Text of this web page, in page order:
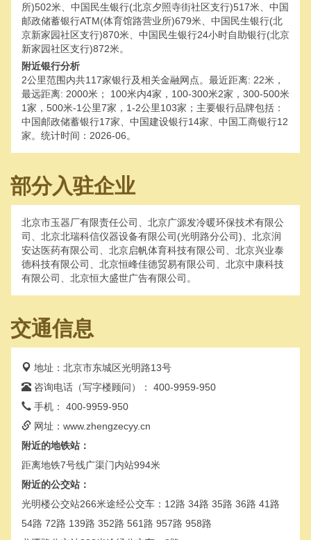
所)502米、中国民生银行(北京夕照寺街社区支行)517米、中国
邮政储蓄银行ATM(体育馆路营业所)679米、中国民生银行(北
京新家园社区支行)870米、中国民生银行24小时自助银行(北京
新家园社区支行)872米。
附近银行分析
2公里范围内共117家银行及相关金融网点。最近距离: 22米，
最远距离: 2000米； 100米内4家，100-300米2家，300-500米
1家，500米-1公里7家，1-2公里103家；主要银行品牌包括：
中国邮政储蓄银行17家、中国建设银行14家、中国工商银行12
家。统计时间：2026-06。
部分入驻企业
北京市玉器厂有限责任公司、北京广源发冷暖环保技术有限公
司、北京北瑞科信仪器设备有限公司(光明路分公司)、北京润
安达医药有限公司、北京启帆体育科技有限公司、北京兴业泰
德科技有限公司、北京恒峰佳德贸易有限公司、北京中康科技
有限公司、北京恒大盛世广告有限公司。
交通信息
地址：北京市东城区光明路13号
咨询电话（写字楼顾问）： 400-9959-950
手机： 400-9959-950
网址：www.zhengzecyy.cn
附近的地铁站：
距离地铁7号线广渠门内站994米
附近的公交站：
光明楼公交站266米途经公交车：12路 34路 35路 36路 41路
54路 72路 139路 352路 561路 957路 958路